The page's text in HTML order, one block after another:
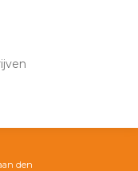
den